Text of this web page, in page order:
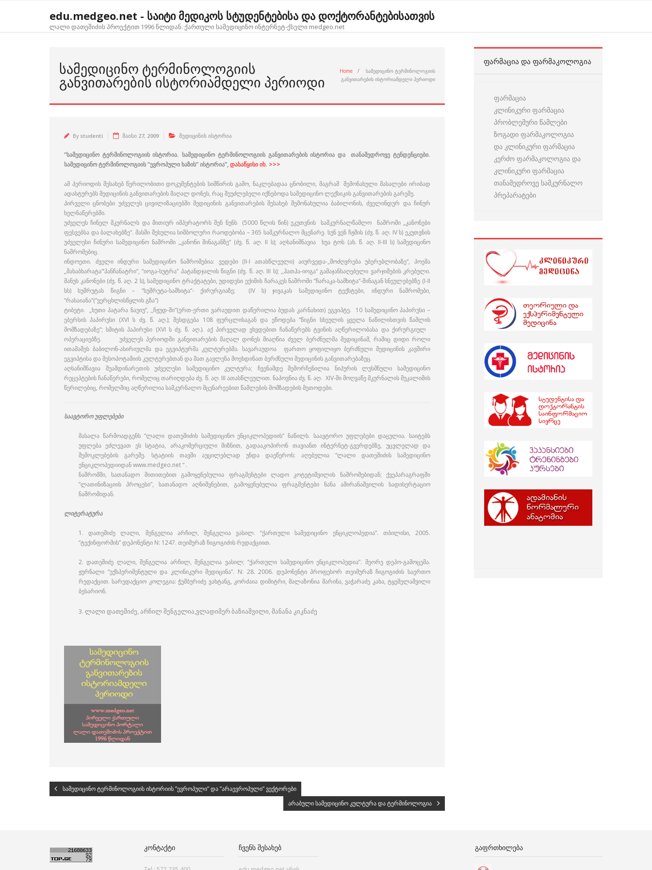
edu.medgeo.net - საიტი მედიკოს სტუდენტებისა და დოქტორანტებისათვის
ლალი დათეშიძის პროექტით 1996 წლიდან. ქართული სამედიცინო ინტერნეტ-ქსელი medgeo.net
ᲡᲐᲛᲔᲓᲘᲪᲘᲜᲝ ᲢᲔᲠᲛᲘᲜᲝᲚᲝᲒᲘᲘᲡ
ᲒᲐᲜᲕᲘᲗᲐᲠᲔᲑᲘᲡ ᲘᲡᲢᲝᲠᲘᲐᲛᲓᲔᲚᲘ ᲞᲔᲠᲘᲝᲓᲘ
Home /
სამედიცინო ტერმინოლოგიის
განვითარების ისტორიამდელი პერიოდი
By studenti მაისი 27, 2009 მედიცინის ისტორია
”სამედიცინო ტერმინოლოგიის ისტორია. სამედიცინო ტერმინოლოგიის განვითარების ისტორია და თანამედროვე ტენდენციები.
სამედიცინო ტერმინოლოგიის “ევროპული ხაზის” ისტორია”,დასაწყისი იხ. >>>
ამ პერიოდის შესახებ წერილობითი დოკუმენტების სიმწირის გამო, ნაკლებადაა ცნობილი, მაგრამ შემონახული მასალები ირიბად
ადასტურებს მედიცინის განვითარების მაღალ დონეს, რაც შეუძლებელი იქნებოდა სამედიცინო ლექსიკის განვითარების გარეშე.
პირველი ცნობები უძველეს ცივილიზაციებში მედიცინის განვითარების შესახებ შემონახულია ბაბილონის, ძველინდურ და ჩინურ
ხელნაწერებში.
უძველეს ჩინელ მკურნალს და მითიურ იმპერატორს შენ ნუნს (5000 წლის წინ) ეკუთვნის სამკურნალწამლო ნაშრომი „კანონები
ფესვებსა და ბალახებზე“. მასში შესულია სიმბოლური რაოდებობა – 365 სამკურნალო მცენარე. სუნ ვენ ჩჟშის (ძვ. წ. აღ. IV ს) ეკუთვნის
უძველესი ჩინური სამედიცინო ნაშრომი „კანონი შინაგანზე“ (ძვ. წ. აღ. II ს); აღსანიშნავია ხუა ტოს (ახ. წ. აღ. II-III ს) სამედიცინო
ნაშრომებიც.
ინდოეთი. ძველი ინდური სამედიცინო ნაშრომებია: ვედები (II-I ათასწლეული) აიურვედა-„მოძღვრება უბერებლობაზე“, პოემა
„მახაბხარატა“’პანჩანატრი“, “იოგა-სუტრა“ პატანდჯალის წიგნი (ძვ. წ. აღ. III ს); ,,ჰათჰა-იოგა“ გამაჯანსაღებელი ვარჯიშების კრებული.
მანუს კანონები (ძვ. წ. აღ. 2 ს), სამედიცინო ტრაქტატები, უდიდესი ექიმის ჩარაკეს ნაშრომი “ჩარაკა-სამხიტა“-შინაგან სნეულებებზე (I-II
სს) სუშრუტას წიგნი – “სუშრუტა-სამხიტა“- ქირურგიაზე; (IV ს) ჯივაკას სამედიცინო ტექსტები, ინდური ნაშრომები,
“რასაიანა“(“ვერცხლისწყლის გზა“)
ტიბეტი. „ხუთი პატარა ნაუიუ“, ,,ჩჟუდ-ში“(ერთ-ერთი ვარაუდით დაწერილია ბუდას კარნახით) ეგვიპტე. 10 სამედიცინო პაპირუსი –
ებერსის პაპირუსი (XVI ს ძვ. წ. აღ.); შესდგება 108 ფურცლისაგან და ეწოდება “წიგნი სხეულის ყველა ნაწილისთვის წამლის
მომზადებაზე“; სმიტის პაპირუსი (XVI ს ძვ. წ. აღ.). აქ პირველად ვხვდებით ჩანაწერებს ტვინის აღწერილობასა და ქირურგიულ
ოპერაციებზე. უძველეს პერიოდში განვითარების მაღალ დონეს მიაღწია ძველ ბერძნულმა მედიცინამ, რაშიც დიდი როლი
ითამაშეს ბაბილონ-ასირიულმა და ეგვიპტურმა კულტურებმა. სავარაუდოა ფართო ყოფილიყო ბერძნული მედიცინის კავშირი
ეგვიპტისა და მესოპოტამიის კულტურებთან და მათ გავლენა მოეხდინათ ბერძნული მედიცინის განვითარებაზეც.
აღსანიშნავია შუამდინარეთის უძველესი სამედიცინო კულტურა; ჩვენამდე შემორჩენილია ნიპურის ლუსმნული სამედიცინო
რეცეპტების ჩანაწერები, რომელიც თარიღდება ძვ. წ. აღ. III ათასწლეულით. ნაპოვნია ძვ. წ. აღ. XIV-ში მოღვაწე მკურნალის მუკალიმის
წერილებიც, რომელშიც აღწერილია სამკურნალო მცენარეებით წამლების მომზადების მეთოდები.
საავტორო უფლებები
მასალა წარმოადგენს “ლალი დათეშიძის სამედიცინო ენციკლოპედიის” ნაწილს. საავტორო უფლებები დაცულია. საიტებს
უფლება ეძლევათ ეს სტატია, არაკომერციული მიზნით, გადააკოპირონ თავიანთ ინტერნეტ-გვერდებზე, უცვლელად და
შემოკლებების გარეშე. სტატიის თავში აუცილებლად უნდა დაეწეროს: აღებულია “ლალი დათეშიძის სამედიცინო
ენციკლოპედიიდან www.medgeo.net “ .
ნაშრომში, სათანადო მითითებით გამოყენებულია ფრაგმენტები ლადო კოტეტიშვილის ნაშრომებიდან; ქვეპარაგრაფში
”ლათინიზაციის პროცესი”, სათანადო აღნიშვნებით, გამოყენებულია ფრაგმენტები ნანა ამირანაშვილის სადისერტაციო
ნაშრომიდან.
ლიტერატურა
1. დათეშიძე ლალი, შენგელია არჩილ, შენგელია ვასილ. “ქართული სამედიცინო ენციკლოპედია”. თბილისი, 2005.
“ტექინფორმის” დეპონენტი N: 1247. თეიმურაზ ჩიგოგიძის რედაქციით.
2. დათეშიძე ლალი, შენგელია არჩილ, შენგელია ვასილ; “ქართული სამედიცინო ენციკლოპედია”. მეორე დეპო-გამოცემა.
ჟურნალი “ექსპერიმენტული და კლინიკური მედიცინა”. N: 28. 2006. დეპონენტი პროფესორ თეიმურაზ ჩიგოგიძის საერთო
რედაქცით. სარედაქციო კოლეგია: ჭუმბურიძე ვახტანგ, კორძაია დიმიტრი, მალაზონია მარინა, ვაჭარაძე კახა, ტყეშელაშვილი
ბესარიონ.
3. ლალი დათეშიძე, არჩილ შენგელია,ვლადიმერ ბაზიაშვილი, მანანა კიკნაძე
სამედიცინო ტერმინოლოგიის ისტორიის ”ევროპული” და ”არაევროპული” ვექტორები
არაბული სამედიცინო კულტურა და ტერმინოლოგია
ᲤᲐᲠᲛᲐᲪᲘᲐ ᲓᲐ ᲤᲐᲠᲛᲐᲙᲝᲚᲝᲒᲘᲐ
ფარმაცია
კლინიკური ფარმაცია
პრობლემური წამლები
ზოგადი ფარმაკოლოგია
და კლინიკური ფარმაცია
კერძო ფარმაკოლოგია და
კლინიკური ფარმაცია
თანამედროვე სამკურნალო
პრეპარატები
ᲙᲝᲜᲢᲐᲥᲢᲘ ᲩᲕᲔᲜᲡ ᲨᲔᲡᲐᲮᲔᲑ ᲒᲐᲤᲠᲗᲮᲘᲚᲔᲑᲐ